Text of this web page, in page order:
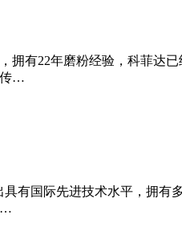
拥有22年磨粉经验，科菲达
传…
有国际先进技术水平，拥
…